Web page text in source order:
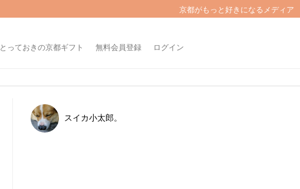
京都がもっと好きになるメディア
とっておきの京都ギフト 無料会員登録 ログイン
スイカ小太郎。